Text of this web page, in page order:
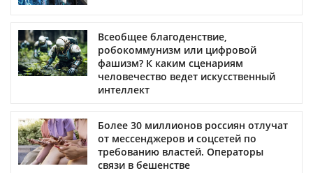
Всеобщее благоденствие,
робокоммунизм или цифровой
фашизм? К каким сценариям
человечество ведет искусственный
интеллект
Более 30 миллионов россиян отлучат
от мессенджеров и соцсетей по
требованию властей. Операторы
связи в бешенстве